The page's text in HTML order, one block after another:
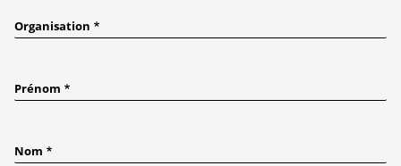
Organisation
Prénom
Nom